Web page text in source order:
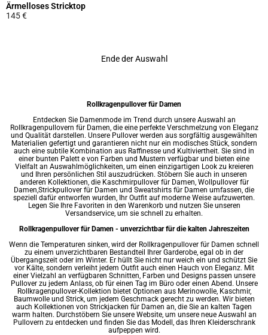
Ärmelloses Stricktop
145 €
Ende der Auswahl
Rollkragenpullover für Damen
Entdecken Sie Damenmode im Trend durch unsere Auswahl an
Rollkragenpullovern für Damen, die eine perfekte Verschmelzung von Eleganz
und Qualität darstellen. Unsere Pullover werden aus sorgfältig ausgewählten
Materialien gefertigt und garantieren nicht nur ein modisches Stück, sondern
auch eine subtile Kombination aus Raffinesse und Kultiviertheit. Sie sind in
einer bunten Palett e von Farben und Mustern verfügbar und bieten eine
Vielfalt an Auswahlmöglichkeiten, um einen einzigartigen Look zu kreieren
und Ihren persönlichen Stil auszudrücken. Stöbern Sie auch in unseren
anderen Kollektionen, die Kaschmirpullover für Damen, Wollpullover für
Damen,Strickpullover für Damen und Sweatshirts für Damen umfassen, die
speziell dafür entworfen wurden, Ihr Outfit auf moderne Weise aufzuwerten.
Legen Sie Ihre Favoriten in den Warenkorb und nutzen Sie unseren
Versandservice, um sie schnell zu erhalten.
Rollkragenpullover für Damen - unverzichtbar für die kalten Jahreszeiten
Wenn die Temperaturen sinken, wird der Rollkragenpullover für Damen schnell
zu einem unverzichtbaren Bestandteil Ihrer Garderobe, egal ob in der
Übergangszeit oder im Winter. Er hüllt Sie nicht nur weich ein und schützt Sie
vor Kälte, sondern verleiht jedem Outfit auch einen Hauch von Eleganz. Mit
einer Vielzahl an verfügbaren Schnitten, Farben und Designs passen unsere
Pullover zu jedem Anlass, ob für einen Tag im Büro oder einen Abend. Unsere
Rollkragenpullover-Kollektion bietet Optionen aus Merinowolle, Kaschmir,
Baumwolle und Strick, um jedem Geschmack gerecht zu werden. Wir bieten
auch Kollektionen von Strickjacken für Damen an, die Sie an kalten Tagen
warm halten. Durchstöbern Sie unsere Website, um unsere neue Auswahl an
Pullovern zu entdecken und finden Sie das Modell, das Ihren Kleiderschrank
aufpeppen wird.